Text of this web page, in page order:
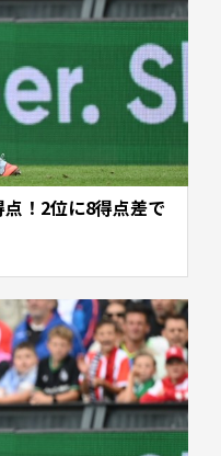
！2位に8得点差で